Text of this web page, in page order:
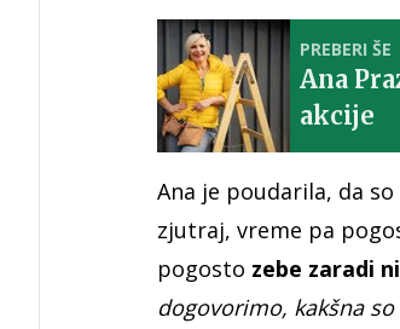
PREBERI ŠE
Ana
akcije
Ana je poudarila, da so
zjutraj, vreme pa
pogosto zebe zaradi
dogovorimo, kakšna